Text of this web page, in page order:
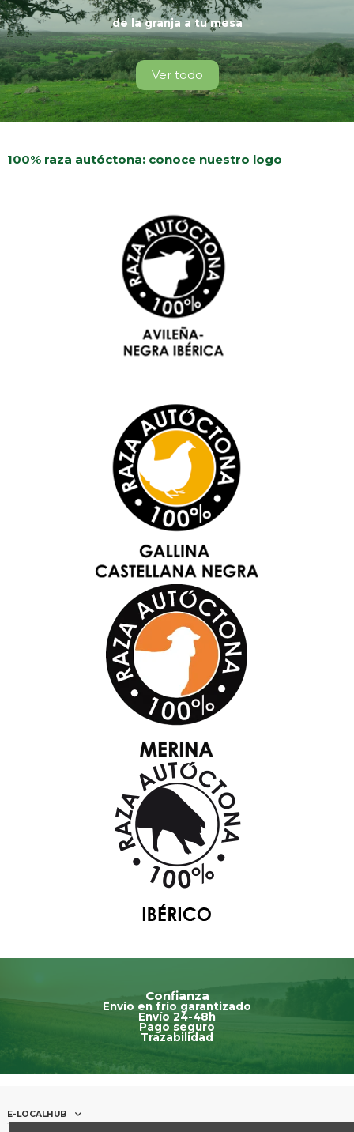
de la granja a tu mesa
Ver todo
100% raza autóctona: conoce nuestro logo
Confianza
Envío en frío garantizado
Envío 24-48h
Pago seguro
Trazabilidad
E-LOCALHUB